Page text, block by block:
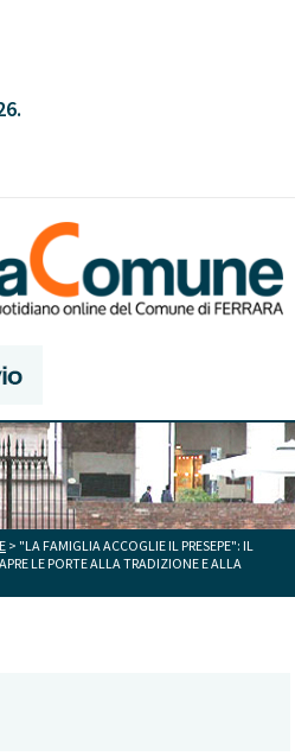
> "LA FAMIGLIA ACCOGLIE IL PRESEPE": IL
LE PORTE ALLA TRADIZIONE E ALLA